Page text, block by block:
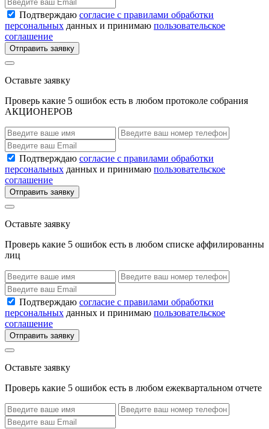
Подтверждаю согласие с правилами обработки
персональных данных и принимаю пользовательское
соглашение
Отправить заявку
Оставьте заявку
Проверь какие 5 ошибок есть в любом протоколе собрания
АКЦИОНЕРОВ
Подтверждаю согласие с правилами обработки
персональных данных и принимаю пользовательское
соглашение
Отправить заявку
Оставьте заявку
Проверь какие 5 ошибок есть в любом списке аффилированны
лиц
Подтверждаю согласие с правилами обработки
персональных данных и принимаю пользовательское
соглашение
Отправить заявку
Оставьте заявку
Проверь какие 5 ошибок есть в любом ежеквартальном отчете